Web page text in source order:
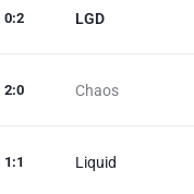
LGD
0:2
Chaos
2:0
Liquid
1 :1